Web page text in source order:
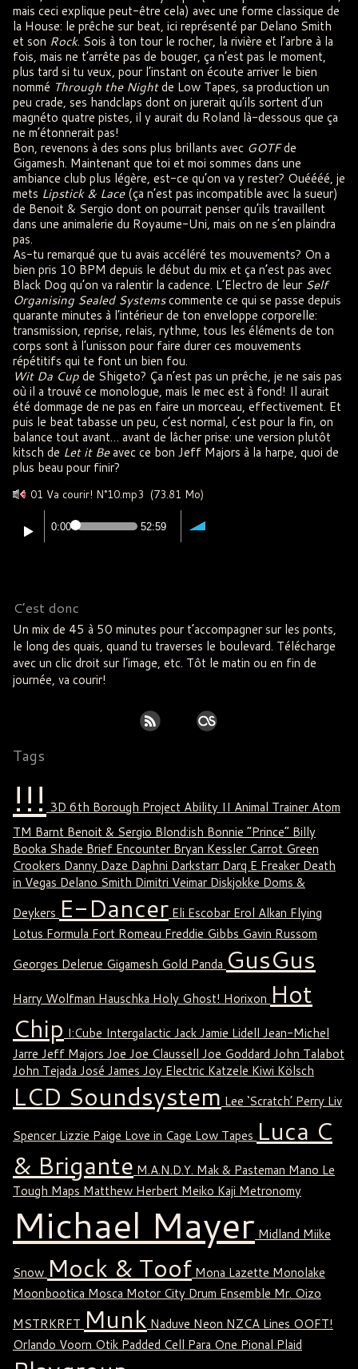
mais ceci explique peut-être cela) avec une forme classique de
la House: le prêche sur beat, ici représenté par Delano Smith
et son Rock. Sois à ton tour le rocher, la rivière et l’arbre à la
fois, mais ne t’arrête pas de bouger, ça n’est pas le moment,
plus tard si tu veux, pour l’instant on écoute arriver le bien
nommé Through the Nightde Low Tapes, sa production un
peu crade, ses handclaps dont on jurerait qu’ils sortent d’un
magnéto quatre pistes, il y aurait du Roland là-dessous que ça
ne m’étonnerait pas!
Bon, revenons à des sons plus brillants avec GOTFde
Gigamesh. Maintenant que toi et moi sommes dans une
ambiance club plus légère, est-ce qu’on va y rester? Ouéééé, je
mets Lipstick & Lace(ça n’est pas incompatible avec la sueur)
de Benoit & Sergio dont on pourrait penser qu’ils travaillent
dans une animalerie du Royaume-Uni, mais on ne s’en plaindra
pas.
As-tu remarqué que tu avais accéléré tes mouvements? On a
bien pris 10 BPM depuis le début du mix et ça n’est pas avec
Black Dog qu’on va ralentir la cadence. L’Electro de leur Self
Organising Sealed Systemscommente ce qui se passe depuis
quarante minutes à l’intérieur de ton enveloppe corporelle:
transmission, reprise, relais, rythme, tous les éléments de ton
corps sont à l’unisson pour faire durer ces mouvements
répétitifs qui te font un bien fou.
Wit Da Cupde Shigeto? Ça n’est pas un prêche, je ne sais pas
où il a trouvé ce monologue, mais le mec est à fond! Il aurait
été dommage de ne pas en faire un morceau, effectivement. Et
puis le beat tabasse un peu, c’est normal, c’est pour la fin, on
balance tout avant… avant de lâcher prise: une version plutôt
kitsch de Let it Beavec ce bon Jeff Majors à la harpe, quoi de
plus beau pour finir?
01 Va courir! N°10.mp3 (73.81 Mo)
0:00 52:59
C’est donc
Un mix de 45 à 50 minutes pour t’accompagner sur les ponts,
le long des quais, quand tu traverses le boulevard. Télécharge
avec un clic droit sur l’image, etc. Tôt le matin ou en fin de
journée, va courir!
Tags
!!! 3D 6th Borough Project Ability II Animal Trainer Atom
TM Barnt Benoit & Sergio Blond:ish Bonnie “Prince” Billy
Booka Shade Brief Encounter Bryan Kessler Carrot Green
Crookers Danny Daze Daphni Darkstarr Darq E Freaker Death
in Vegas Delano Smith Dimitri Veimar Diskjokke Doms &
Deykers E-Dancer Eli Escobar Erol Alkan Flying
Lotus Formula Fort Romeau Freddie Gibbs Gavin Russom
Georges Delerue Gigamesh Gold Panda GusGus
Harry Wolfman Hauschka Holy Ghost! Horixon Hot
Chip I:Cube Intergalactic JackJamie Lidell Jean-Michel
Jarre Jeff Majors Joe Joe Claussell Joe Goddard John Talabot
John Tejada José James Joy Electric Katzele Kiwi Kölsch
LCD Soundsystem Lee ‘Scratch’ Perry Liv
Spencer Lizzie Paige Love in Cage Low Tapes Luca C
& Brigante M.A.N.D.Y. Mak & Pasteman Mano Le
Tough Maps Matthew Herbert Meiko Kaji Metronomy
Michael Mayer Midland Miike
Snow Mock & Toof Mona Lazette Monolake
Moonbootica Mosca Motor City Drum Ensemble Mr. Oizo
MSTRKRFT Munk Naduve Neon NZCA Lines OOFT!
Orlando Voorn Otik Padded Cell Para One Pional Plaid